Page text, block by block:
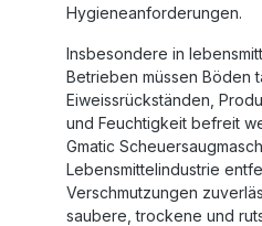
Hygieneanforderungen.
Insbesondere in
Betrieben müssen Böden
Eiweissrückständen,
und Feuchtigkeit befreit
Gmatic
Lebensmittelindustrie
Verschmutzungen
saubere, trockene und